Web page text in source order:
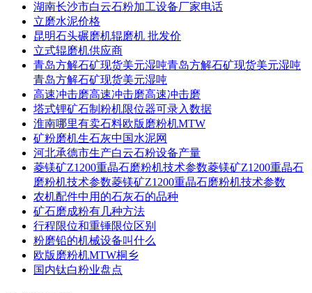
湖南长沙市白云石粉加工设备厂家电话
立磨水泥价格
昆明石头碾磨机辊磨机 批发价
立式辊磨机供应商
青岛方解石矿现货美元湿吨青岛方解石矿现货美元湿吨
青岛方解石矿现货美元湿吨
高速冲击磨高速冲击磨高速冲击磨
塔式锂矿石制粉机限位器可录入数据
淮南哪里有卖石料欧版磨粉机MTW
矿粉磨机生石灰中国水泥网
河北承德市生产白云石粉设备产量
菱镁矿Z1200重晶石磨粉机技术参数菱镁矿Z1200重晶石
磨粉机技术参数菱镁矿Z1200重晶石磨粉机技术参数
农机配件中用的石灰石的品种
矿石磨成粉有几种方法
行程限位和重锤限位区别
粉磨铅的机械设备叫什么
欧版磨粉机MTW桐乡
国内钛白粉业盘点